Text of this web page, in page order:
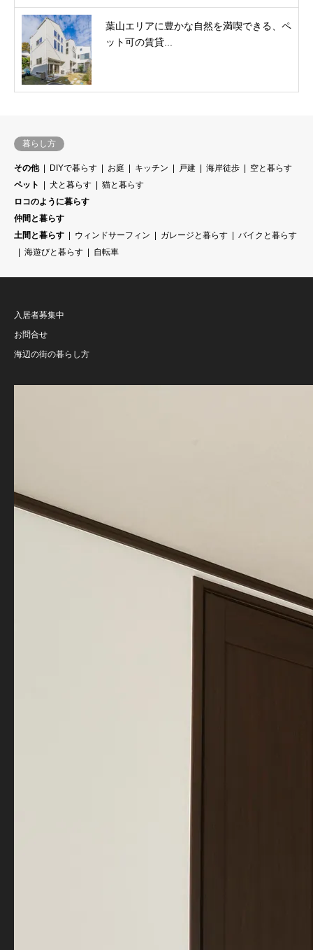
葉山エリアに豊かな自然を満喫できる、ペ
ット可の賃貸...
暮らし方
その他 DIYで暮らす お庭 キッチン 戸建 海岸徒歩
空と暮らす
ペット
犬と暮らす
猫と暮らす
ロコのように暮らす
仲間と暮らす
土間と暮らす
ウィンドサーフィン ガレージと暮らす
バイクと暮らす
海遊びと暮らす
自転車
入居者募集中
お問合せ
海辺の街の暮らし方